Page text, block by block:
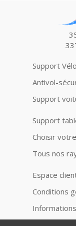
Support
Antivol-
Support
Support
Choisir
Tous nos
Espace
Conditions